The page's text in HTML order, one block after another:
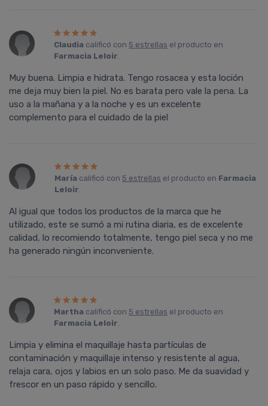
Claudia calificó con 5 estrellas el producto en
Farmacia Leloir.
Muy buena. Limpia e hidrata. Tengo rosacea y esta loción
me deja muy bien la piel. No es barata pero vale la pena. La
uso a la mañana y a la noche y es un excelente
complemento para el cuidado de la piel
Marí­a calificó con 5 estrellas el producto en Farmacia
Leloir.
Al igual que todos los productos de la marca que he
utilizado, este se sumó a mi rutina diaria, es de excelente
calidad, lo recomiendo totalmente, tengo piel seca y no me
ha generado ningún inconveniente.
Martha calificó con 5 estrellas el producto en
Farmacia Leloir.
Limpia y elimina el maquillaje hasta partículas de
contaminación y maquillaje intenso y resistente al agua,
relaja cara, ojos y labios en un solo paso. Me da suavidad y
frescor en un paso rápido y sencillo.